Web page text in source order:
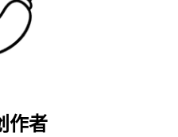
作者